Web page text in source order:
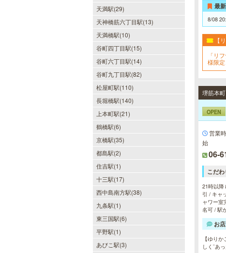
天満駅(29)
天神橋筋六丁目駅(13)
天満橋駅(10)
谷町四丁目駅(15)
谷町六丁目駅(14)
谷町九丁目駅(82)
松屋町駅(110)
長堀橋駅(140)
上本町駅(21)
鶴橋駅(6)
京橋駅(35)
都島駅(2)
住吉駅(1)
十三駅(17)
西中島南方駅(38)
九条駅(1)
東三国駅(6)
平野駅(1)
あびこ駅(3)
ヒルガオ
30代40代50代のミセスが日常を忘
れ、限られた時間の中で、時にプロ
フェッショナルに、時に恋人らしく
大人セラピストの魅力を存分に発揮
僕のママスパ
お待ちしています。実家に帰ったよ
うにくつろいで、暖かな母の愛に包
まれて下さい。心身ともの安らぎと
最高の癒しが貴方を待っています。
最
8/08
【
「リ
様限
す。
OPEN
営業
始
06-
こだ
21時以降
引 / キャ
ャワー室
名可 / 駅
お
【ゆり
しく¨あ